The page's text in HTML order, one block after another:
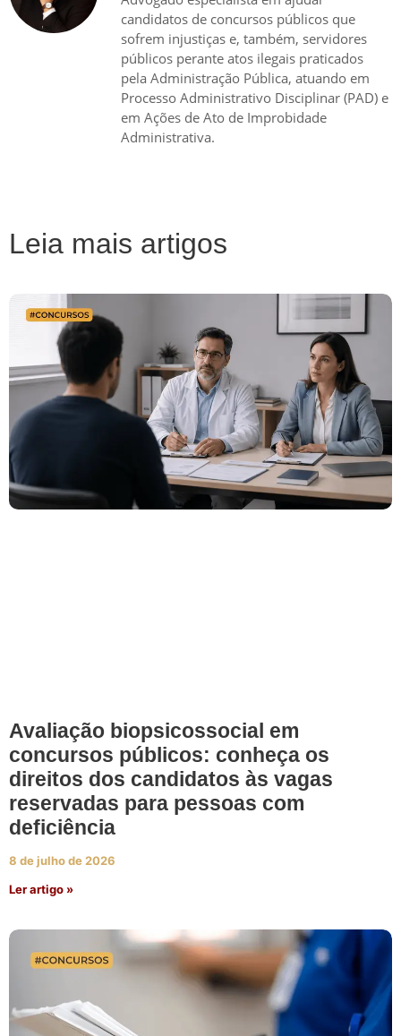
candidatos de concursos públicos que
sofrem injustiças e, também, servidores
públicos perante atos ilegais praticados
pela Administração Pública, atuando em
Processo Administrativo Disciplinar (PAD) e
em Ações de Ato de Improbidade
Administrativa.
Leia mais artigos
Avaliação biopsicossocial em
concursos públicos: conheça os
direitos dos candidatos às vagas
reservadas para pessoas com
deficiência
8 de julho de 2026
Ler artigo »